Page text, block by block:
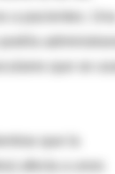
a pacientes.
que la
afecta a unos